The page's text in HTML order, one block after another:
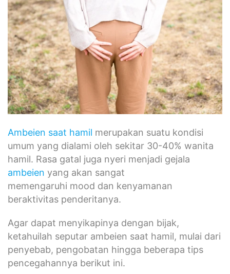
Ambeien saat hamil merupakan suatu kondisi
umum yang dialami oleh sekitar 30-40% wanita
hamil. Rasa gatal juga nyeri menjadi gejala
ambeien yang akan sangat
memengaruhi mood dan kenyamanan
beraktivitas penderitanya.
Agar dapat menyikapinya dengan bijak,
ketahuilah seputar ambeien saat hamil, mulai dari
penyebab, pengobatan hingga beberapa tips
pencegahannya berikut ini.